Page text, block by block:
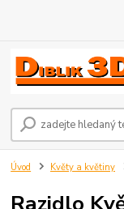
Úvod Květy a květiny